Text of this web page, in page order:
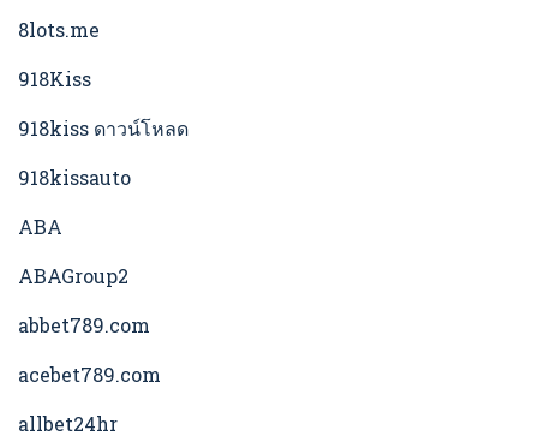
8lots.me
918Kiss
918kiss ดาวน์โหลด
918kissauto
ABA
ABAGroup2
abbet789.com
acebet789.com
allbet24hr